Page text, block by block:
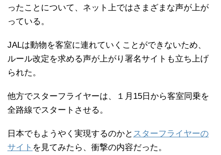
ったことについて、ネット上ではさまざまな声が上が
っている。
JALは動物を客室に連れていくことができないため、
ルール改定を求める声が上がり署名サイトも立ち上げ
られた。
他方でスターフライヤーは、１月15日から客室同乗を
全路線でスタートさせる。
日本でもようやく実現するのかと スターフライヤーの
サイト を見てみたら、衝撃の内容だった。